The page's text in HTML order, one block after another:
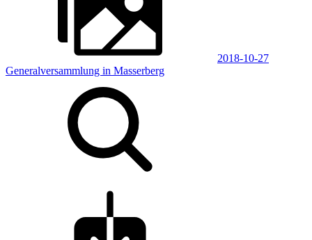
2018-10-27
Generalversammlung in Masserberg